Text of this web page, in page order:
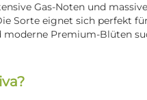
Gas-Noten und
Sorte eignet sich perfekt
moderne Premium-Blüten